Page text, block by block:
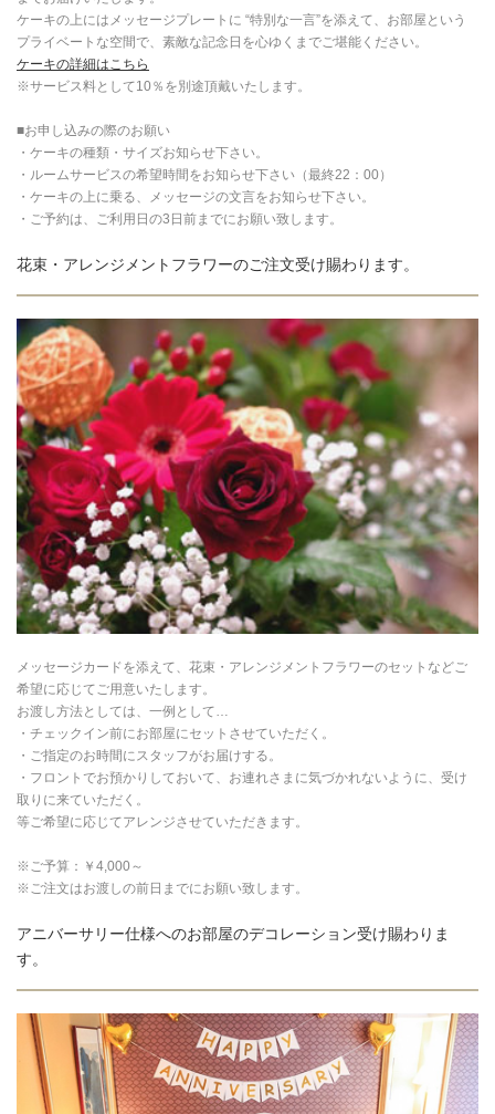
ケーキの上にはメッセージプレートに “特別な一言”を添えて、お部屋という
プライベートな空間で、素敵な記念日を心ゆくまでご堪能ください。
ケーキの詳細はこちら
※サービス料として10％を別途頂戴いたします。
■お申し込みの際のお願い
・ケーキの種類・サイズお知らせ下さい。
・ルームサービスの希望時間をお知らせ下さい（最終22：00）
・ケーキの上に乗る、メッセージの文言をお知らせ下さい。
・ご予約は、ご利用日の3日前までにお願い致します。
花束・アレンジメントフラワーのご注文受け賜わります。
メッセージカードを添えて、花束・アレンジメントフラワーのセットなどご
希望に応じてご用意いたします。
お渡し方法としては、一例として…
・チェックイン前にお部屋にセットさせていただく。
・ご指定のお時間にスタッフがお届けする。
・フロントでお預かりしておいて、お連れさまに気づかれないように、受け
取りに来ていただく。
等ご希望に応じてアレンジさせていただきます。
※ご予算：￥4,000～
※ご注文はお渡しの前日までにお願い致します。
アニバーサリー仕様へのお部屋のデコレーション受け賜わりま
す。